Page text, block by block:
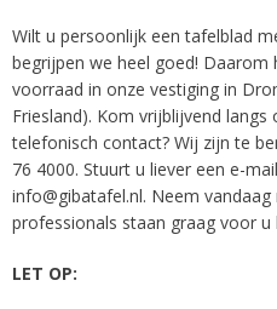
Wilt u persoonlijk een tafelblad
begrijpen we heel goed! Daarom
voorraad in onze vestiging in
Friesland). Kom vrijblijvend
telefonisch contact? Wij zijn te
76 4000. Stuurt u liever een e-
info@gibatafel.nl. Neem
professionals staan graag voor u
LET OP: